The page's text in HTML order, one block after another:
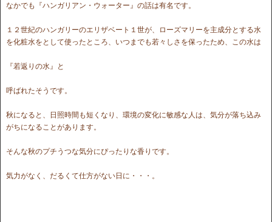
なかでも『ハンガリアン・ウォーター』の話は有名です。
１２世紀のハンガリーのエリザベート１世が、ローズマリーを主成分とする水
を化粧水をとして使ったところ、いつまでも若々しさを保ったため、この水は
『若返りの水』と
呼ばれたそうです。
秋になると、日照時間も短くなり、環境の変化に敏感な人は、気分が落ち込み
がちになることがあります。
そんな秋のプチうつな気分にぴったりな香りです。
気力がなく、だるくて仕方がない日に・・・。